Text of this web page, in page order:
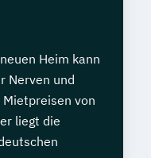
Heim kann
Nerven und
von
liegt die